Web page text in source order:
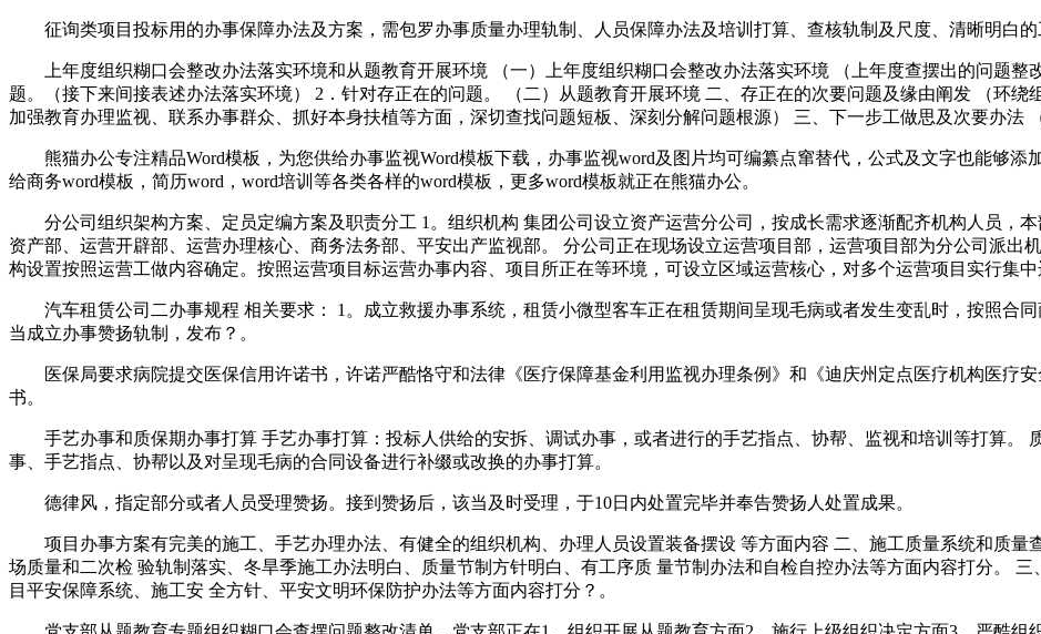
征询类项目投标用的办事保障办法及方案，需包罗办事质量办理轨制、人员保障办法及培训打算、查核轨制及尺度、清晰明白的
上年度组织糊口会整改办法落实环境和从题教育开展环境 （一）上年度组织糊口会整改办法落实环境 （上年度查摆出的问题整
题。（接下来间接表述办法落实环境） 2．针对存正在的问题。 （二）从题教育开展环境 二、存正在的次要问题及缘由阐发 （环绕
加强教育办理监视、联系办事群众、抓好本身扶植等方面，深切查找问题短板、深刻分解问题根源） 三、下一步工做思及次要办法
熊猫办公专注精品Word模板，为您供给办事监视Word模板下载，办事监视word及图片均可编纂点窜替代，公式及文字也能够添
给商务word模板，简历word，word培训等各类各样的word模板，更多word模板就正在熊猫办公。
分公司组织架构方案、定员定编方案及职责分工 1。组织机构 集团公司设立资产运营分公司，按成长需求逐渐配齐机构人员，
资产部、运营开辟部、运营办理核心、商务法务部、平安出产监视部。 分公司正在现场设立运营项目部，运营项目部为分公司派出
构设置按照运营工做内容确定。按照运营项目标运营办事内容、项目所正在等环境，可设立区域运营核心，对多个运营项目实行集中
汽车租赁公司二办事规程 相关要求： 1。成立救援办事系统，租赁小微型客车正在租赁期间呈现毛病或者发生变乱时，按照合
当成立办事赞扬轨制，发布？。
医保局要求病院提交医保信用许诺书，许诺严酷恪守和法律《医疗保障基金利用监视办理条例》和《迪庆州定点医疗机构医疗
书。
手艺办事和质保期办事打算 手艺办事打算：投标人供给的安拆、调试办事，或者进行的手艺指点、协帮、监视和培训等打算。
事、手艺指点、协帮以及对呈现毛病的合同设备进行补缀或改换的办事打算。
德律风，指定部分或者人员受理赞扬。接到赞扬后，该当及时受理，于10日内处置完毕并奉告赞扬人处置成果。
项目办事方案有完美的施工、手艺办理办法、有健全的组织机构、办理人员设置装备摆设 等方面内容 二、施工质量系统和质量
场质量和二次检 验轨制落实、冬旱季施工办法明白、质量节制方针明白、有工序质 量节制办法和自检自控办法等方面内容打分。
目平安保障系统、施工安 全方针、平安文明环保防护办法等方面内容打分？。